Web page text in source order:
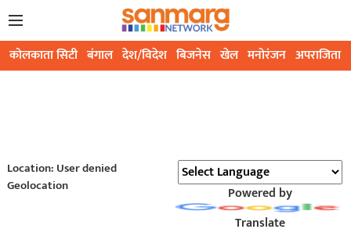
कोलकाता सिटी बंगाल देश/विदेश बिजनेस खेल मनोरंजन अपराजिता
Location: User denied
Geolocation
Powered by
Translate